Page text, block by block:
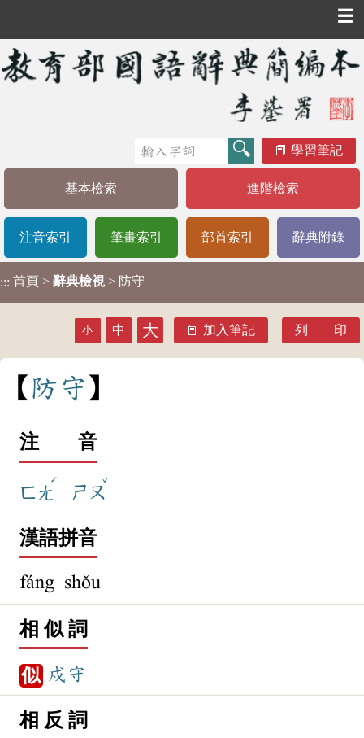
☰
學習筆記
基本檢索 進階檢索
注音索引 筆畫索引 部首索引 辭典附錄
::: 首頁 > 辭典檢視 > 防守
小 中 大 加入筆記 列 印
防 守
注 音
ㄈㄤ
ˊ
ㄕㄡ
ˇ
漢語拼音
fáng shǒu
相 似 詞
似 戍守
相 反 詞